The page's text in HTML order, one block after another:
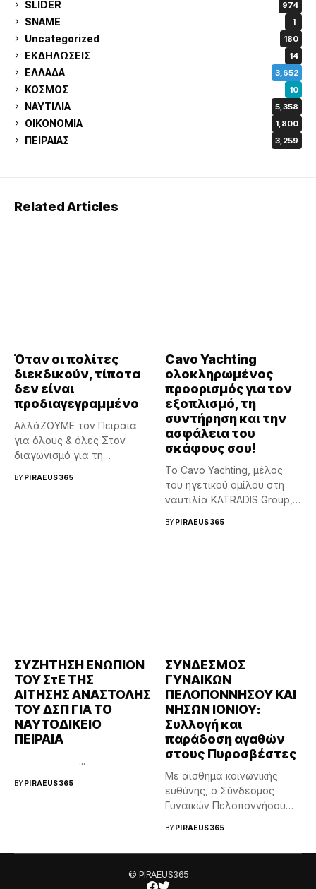
SLIDER 974
SNAME 1
Uncategorized 180
ΕΚΔΗΛΩΣΕΙΣ 14
ΕΛΛΑΔΑ 3,652
ΚΟΣΜΟΣ 10
ΝΑΥΤΙΛΙΑ 5,358
ΟΙΚΟΝΟΜΙΑ 1,800
ΠΕΙΡΑΙΑΣ 3,259
Related Articles
Όταν οι πολίτες
διεκδικούν, τίποτα
δεν είναι
προδιαγεγραμμένο
ΑλλάΖΟΥΜΕ τον Πειραιά
για όλους & όλες Στον
διαγωνισμό για τη
BYPIRAEUS365
Cavo Yachting
ολοκληρωμένος
προορισμός για τον
εξοπλισμό, τη
συντήρηση και την
ασφάλεια του
σκάφους σου!
Το Cavo Yachting, μέλος
του ηγετικού ομίλου στη
ναυτιλία KATRADIS Group,
BYPIRAEUS365
ΣΥΖΗΤΗΣΗ ΕΝΩΠΙΟΝ
ΤΟΥ ΣτΕ ΤΗΣ
ΑΙΤΗΣΗΣ ΑΝΑΣΤΟΛΗΣ
ΤΟΥ ΔΣΠ ΓΙΑ ΤΟ
ΝΑΥΤΟΔΙΚΕΙΟ
ΠΕΙΡΑΙΑ
...
BYPIRAEUS365
ΣΥΝΔΕΣΜΟΣ
ΓΥΝΑΙΚΩΝ
ΠΕΛΟΠΟΝΝΗΣΟΥ ΚΑΙ
ΝΗΣΩΝ ΙΟΝΙΟΥ:
Συλλογή και
παράδοση αγαθών
στους Πυροσβέστες
Με αίσθημα κοινωνικής
ευθύνης, ο Σύνδεσμος
Γυναικών Πελοποννήσου
BYPIRAEUS365
© PIRAEUS365